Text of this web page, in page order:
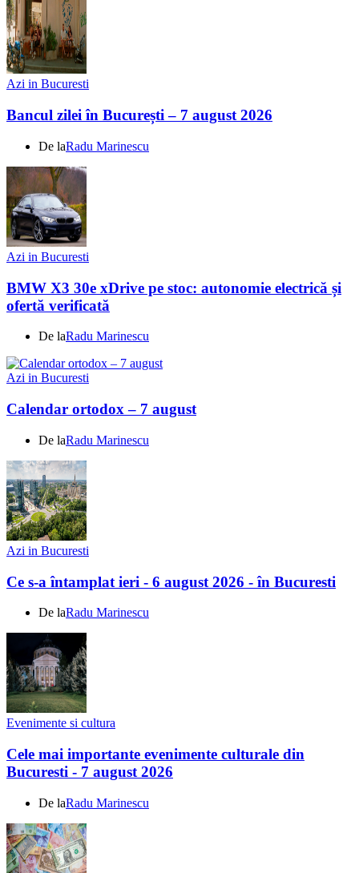
Azi in Bucuresti
Bancul zilei în București – 7 august 2026
De laRadu Marinescu
Azi in Bucuresti
BMW X3 30e xDrive pe stoc: autonomie electrică și
ofertă verificată
De laRadu Marinescu
Azi in Bucuresti
Calendar ortodox – 7 august
De laRadu Marinescu
Azi in Bucuresti
Ce s-a întamplat ieri - 6 august 2026 - în Bucuresti
De laRadu Marinescu
Evenimente si cultura
Cele mai importante evenimente culturale din
Bucuresti - 7 august 2026
De laRadu Marinescu